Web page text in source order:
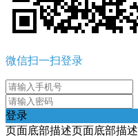
微信扫一扫登录
登录
页面底部描述页面底部描述